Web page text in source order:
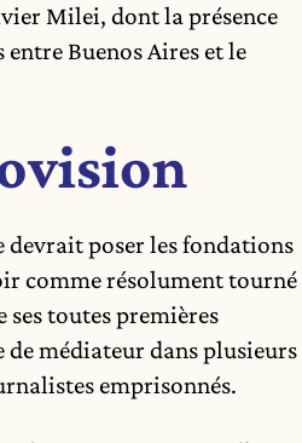
Milei, dont la présence
Buenos Aires et le
devrait poser les fondations
comme résolument tourné
toutes premières
de médiateur dans plusieurs
emprisonnés.